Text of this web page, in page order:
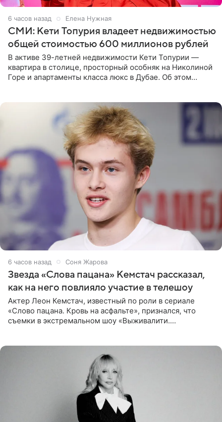
6 часов назад Елена Нужная
СМИ: Кети Топурия владеет недвижимостью
общей стоимостью 600 миллионов рублей
В активе 39-летней недвижимости Кети Топурии —
квартира в столице, просторный особняк на Николиной
Горе и апартаменты класса люкс в Дубае. Об этом
6 часов назад Соня Жарова
Звезда «Слова пацана» Кемстач рассказал,
как на него повлияло участие в телешоу
Актер Леон Кемстач, известный по роли в сериале
«Слово пацана. Кровь на асфальте», признался, что
съемки в экстремальном шоу «Выживалити.